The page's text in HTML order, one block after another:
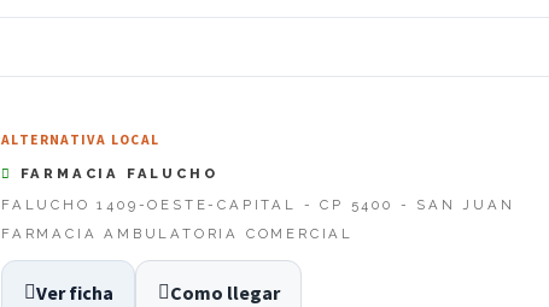
ALTERNATIVA LOCAL
FARMACIA FALUCHO
FALUCHO 1409-OESTE-CAPITAL - CP 5400 - SAN JUAN
FARMACIA AMBULATORIA COMERCIAL
Ver ficha Como llegar